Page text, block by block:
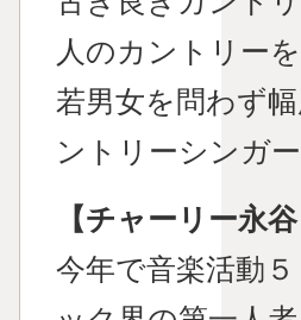
人のカントリー
若男女を問わず
ントリーシンガー
【チャーリー永
今年で音楽活動